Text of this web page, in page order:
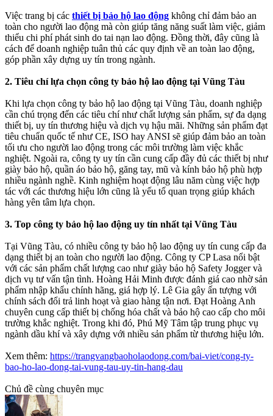
Việc trang bị các thiết bị bảo hộ lao động không chỉ đảm bảo an
toàn cho người lao động mà còn giúp tăng năng suất làm việc, giảm
thiểu chi phí phát sinh do tai nạn lao động. Đồng thời, đây cũng là
cách để doanh nghiệp tuân thủ các quy định về an toàn lao động,
góp phần xây dựng uy tín trong ngành.
2. Tiêu chí lựa chọn công ty bảo hộ lao động tại Vũng Tàu
Khi lựa chọn công ty bảo hộ lao động tại Vũng Tàu, doanh nghiệp
cần chú trọng đến các tiêu chí như chất lượng sản phẩm, sự đa dạng
thiết bị, uy tín thương hiệu và dịch vụ hậu mãi. Những sản phẩm đạt
tiêu chuẩn quốc tế như CE, ISO hay ANSI sẽ giúp đảm bảo an toàn
tối ưu cho người lao động trong các môi trường làm việc khắc
nghiệt. Ngoài ra, công ty uy tín cần cung cấp đầy đủ các thiết bị như
giày bảo hộ, quần áo bảo hộ, găng tay, mũ và kính bảo hộ phù hợp
nhiều ngành nghề. Kinh nghiệm hoạt động lâu năm cùng việc hợp
tác với các thương hiệu lớn cũng là yếu tố quan trọng giúp khách
hàng yên tâm lựa chọn.
3. Top công ty bảo hộ lao động uy tín nhất tại Vũng Tàu
Tại Vũng Tàu, có nhiều công ty bảo hộ lao động uy tín cung cấp đa
dạng thiết bị an toàn cho người lao động. Công ty CP Lasa nổi bật
với các sản phẩm chất lượng cao như giày bảo hộ Safety Jogger và
dịch vụ tư vấn tận tình. Hoàng Hải Minh được đánh giá cao nhờ sản
phẩm nhập khẩu chính hãng, giá hợp lý. Lê Gia gây ấn tượng với
chính sách đổi trả linh hoạt và giao hàng tận nơi. Đạt Hoàng Anh
chuyên cung cấp thiết bị chống hóa chất và bảo hộ cao cấp cho môi
trường khắc nghiệt. Trong khi đó, Phú Mỹ Tâm tập trung phục vụ
ngành dầu khí và xây dựng với nhiều sản phẩm từ thương hiệu lớn.
Xem thêm: https://trangvangbaoholaodong.com/bai-viet/cong-ty-
bao-ho-lao-dong-tai-vung-tau-uy-tin-hang-dau
Chủ đề cùng chuyên mục